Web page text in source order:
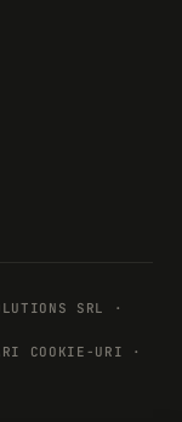
SRL ·
COOKIE-URI ·